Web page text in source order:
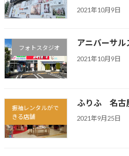
2021年10月9日
フォトスタジオ
アニバーサル
2021年10月9日
振袖レンタルがで
きる店舗
ふりふ 名古
2021年9月25日